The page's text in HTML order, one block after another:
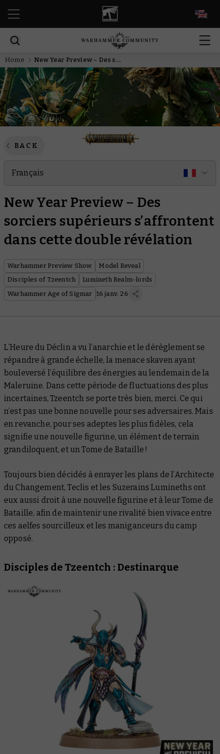
Home New Year Preview – Des sorciers supérieurs s’affrontent dans cette double révélation
BACK
Français
New Year Preview – Des
sorciers supérieurs s’affrontent
dans cette double révélation
Warhammer Preview Show
Model Reveal
Disciples of Tzeentch
Lumineth Realm-lords
Warhammer Age of Sigmar 16 janv. 26
L’Heure du Déclin a vu l’anarchie et le dérèglement se
répandre à grande échelle, la menace skaven ayant
bouleversé l’équilibre des énergies au lendemain de la
Maleruine. Dans cette période de fluctuations des plus
incertaines, Tzeentch se porte très bien, merci. Ce qui
n’est pas une bonne nouvelle pour ses adversaires. Mais
en revanche, pour ses adeptes les plus fidèles, cela
signifie une nouvelle figurine, un élément de terrain
grandiloquent, et un Tome de Bataille !
Toujours bien décidés à enrayer les plans de l’Architecte
du Changement, Teclis et les Suzerains Lumineths ont
eux aussi droit à une nouvelle figurine et à leur Tome de
Bataille, afin de maintenir une rivalité bien vivace entre
ces aelfes sourcilleux et les maniganceurs du camp
opposé.
Disciples de Tzeentch : Destinarque